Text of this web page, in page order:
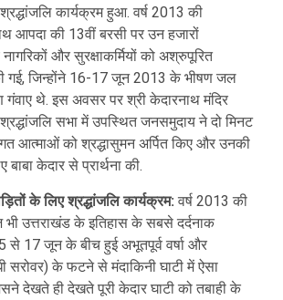
कार्यक्रम हुआ. वर्ष 2013 की
आपदा की 13वीं बरसी पर उन हजारों
और सुरक्षाकर्मियों को अश्रुपूरित
गई, जिन्होंने 16-17 जून 2013 के भीषण जल
थे. इस अवसर पर श्री केदारनाथ मंदिर
सभा में उपस्थित जनसमुदाय ने दो मिनट
आत्माओं को श्रद्धासुमन अर्पित किए और उनकी
केदार से प्रार्थना की.
के लिए श्रद्धांजलि कार्यक्रम: वर्ष 2013 की
उत्तराखंड के इतिहास के सबसे दर्दनाक
से 17 जून के बीच हुई अभूतपूर्व वर्षा और
सरोवर) के फटने से मंदाकिनी घाटी में ऐसा
देखते ही देखते पूरी केदार घाटी को तबाही के